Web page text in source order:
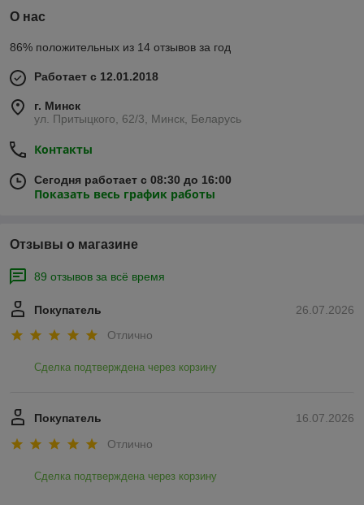
О нас
86% положительных из 14 отзывов за год
Работает с 12.01.2018
г. Минск
ул. Притыцкого, 62/3, Минск, Беларусь
Контакты
Сегодня работает с 08:30 до 16:00
Показать весь график работы
Отзывы о магазине
89 отзывов за всё время
26.07.2026
Покупатель
Отлично
Сделка подтверждена через корзину
16.07.2026
Покупатель
Отлично
Сделка подтверждена через корзину